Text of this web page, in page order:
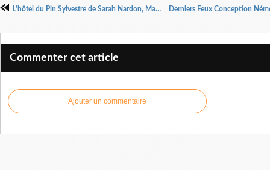
L'hôtel du Pin Sylvestre de Sarah Nardon, Marie Nardon - Mise en scène Patrick Zard'.
Commenter cet article
Ajouter un commentaire